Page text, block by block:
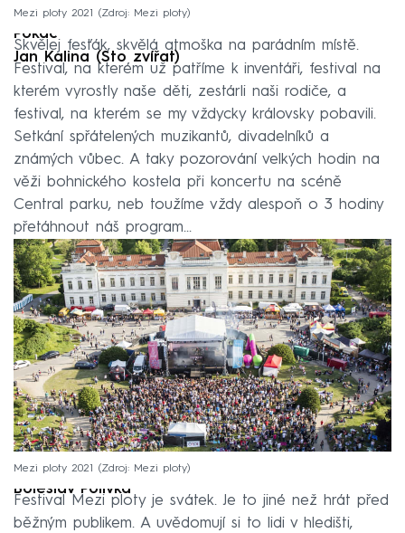
Mezi ploty 2021 Zdroj: Mezi ploty
Pokáč
Skvělej fesťák, skvělá atmoška na parádním místě.
Jan Kalina (Sto zvířat)
Festival, na kterém už patříme k inventáři, festival na
kterém vyrostly naše děti, zestárli naši rodiče, a
festival, na kterém se my vždycky královsky pobavili.
Setkání spřátelených muzikantů, divadelníků a
známých vůbec. A taky pozorování velkých hodin na
věži bohnického kostela při koncertu na scéně
Central parku, neb toužíme vždy alespoň o 3 hodiny
přetáhnout náš program...
Mezi ploty 2021 Zdroj: Mezi ploty
Boleslav Polívka
Festival Mezi ploty je svátek. Je to jiné než hrát před
běžným publikem. A uvědomují si to lidi v hledišti,